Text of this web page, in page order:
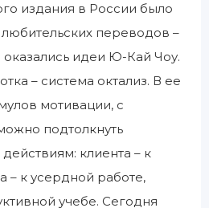
издания в России было
переводов –
идеи Ю-Кай Чоу.
– система октализ. В ее
мотивации, с
подтолкнуть
клиента – к
– к усердной работе,
учебе. Сегодня